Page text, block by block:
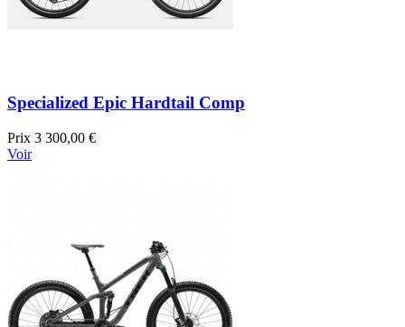
Specialized Epic Hardtail Comp
Prix 3 300,00 €
Voir